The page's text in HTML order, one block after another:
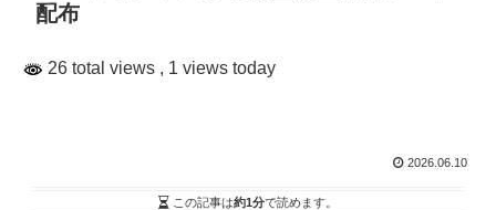
配布
26 total views , 1 views today
2026.06.10
この記事は約1分で読めます。